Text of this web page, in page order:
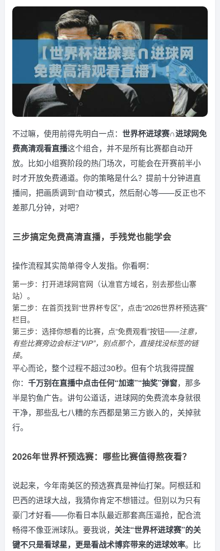
不过嘛，使用前得先明白一点： 世界杯进球赛∩进球网免
费高清观看直播这个组合，并不是所有比赛都自动开
放。比如小组赛阶段的热门场次，可能会在开赛前半小
时才开放免费通道。你的策略是什么？提前十分钟进直
播间，把画质调到“自动”模式，然后耐心等——反正也不
差那几分钟，对吧？
三步搞定免费高清直播，手残党也能学会
操作流程其实简单得令人发指。你看啊：
第一步：打开进球网官网（认准官方域名，别去那些山寨
站）。
第二步：在首页找到“世界杯专区”，点击“2026世界杯预选赛”
栏目。
第三步：选择你想看的比赛，点“免费观看”按钮——注意，
有些比赛旁边会标注“VIP”，别点那个，直接找没标签的链
接。
平心而论，整个过程不超过30秒。但有个坑我得提醒
你： 千万别在直播中点击任何“加速”“抽奖”弹窗，那多
半是钓鱼广告。讲句公道话，进球网的免费流本身就很
干净，那些乱七八糟的东西都是第三方嵌入的，关掉就
行。
2026年世界杯预选赛：哪些比赛值得熬夜看？
说起来，今年南美区的预选赛真是神仙打架。阿根廷和
巴西的进球大战，我猜你肯定不想错过。但别以为只有
豪门才好看——你看日本队最近那套高压逼抢，配合流
畅得不像亚洲球队。要我说， 关注“世界杯进球赛”的关
键不只是看球星，更是看战术博弈带来的进球效率。比